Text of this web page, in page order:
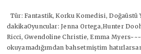
Tür: Fantastik, Korku Komedisi, Doğaüstü
dakikaOyuncular: Jenna Ortega,Hunter
Ricci, Gwendoline Christie, Emma
okuyamadığımdan bahsetmiştim